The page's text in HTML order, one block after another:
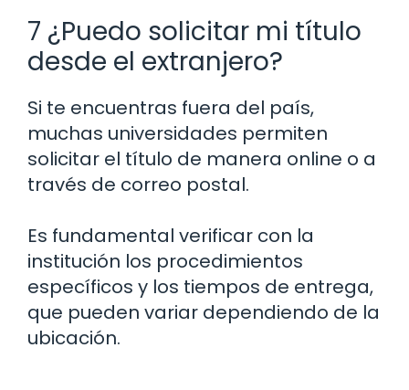
7 ¿Puedo solicitar mi título
desde el extranjero?
Si te encuentras fuera del país,
muchas universidades permiten
solicitar el título de manera online o a
través de correo postal.
Es fundamental verificar con la
institución los procedimientos
específicos y los tiempos de entrega,
que pueden variar dependiendo de la
ubicación.